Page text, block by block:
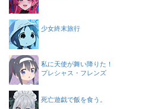
少女終末旅行
私に天使が舞い降りた！
プレシャス・フレンズ
死亡遊戯で飯を食う。